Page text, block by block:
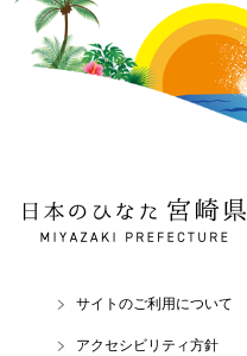
日本のひなた 宮崎県
MIYAZAKI PREFECTURE
サイトのご利用について
アクセシビリティ方針